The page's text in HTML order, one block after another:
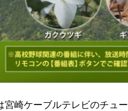
崎ケーブルテレビのチュ